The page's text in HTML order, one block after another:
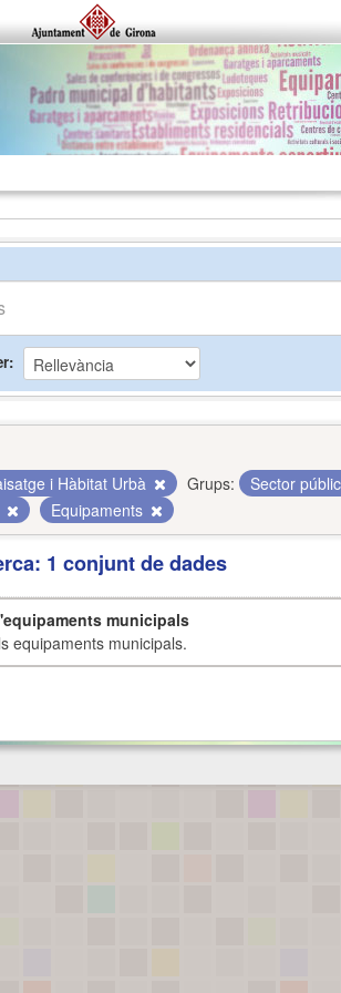
i Hàbitat Urbà Grups:
Sector
Equipaments
1 conjunt de dades
municipals
equipaments municipals.